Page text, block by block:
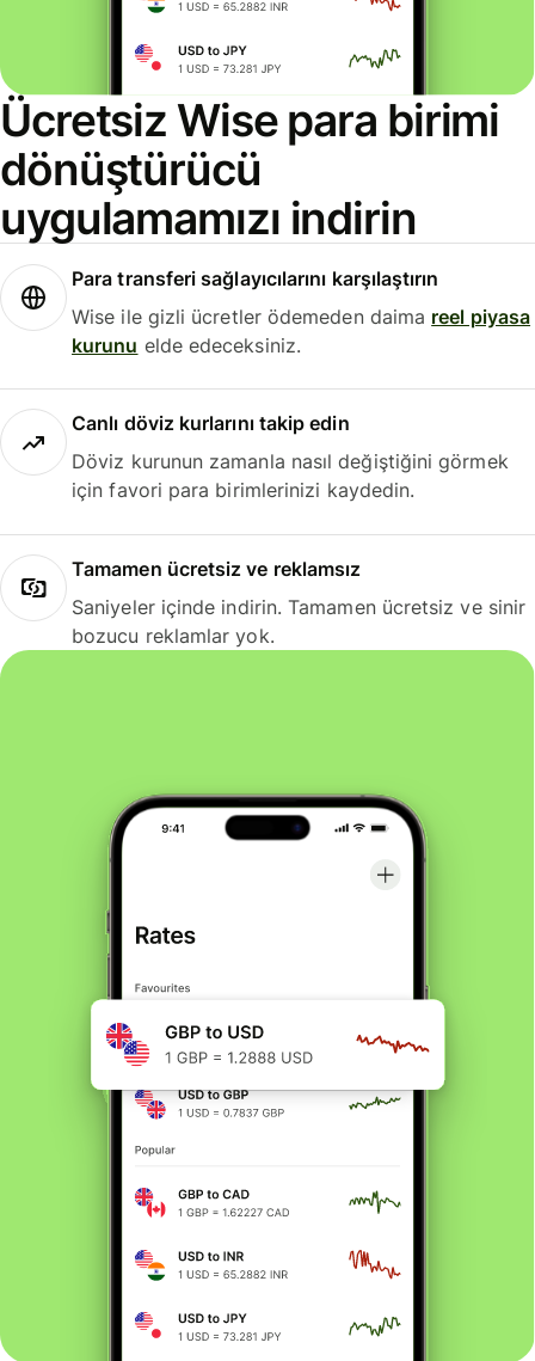
Ücretsiz Wise para birimi
dönüştürücü
uygulamamızı indirin
Para transferi sağlayıcılarını karşılaştırın
Wise ile gizli ücretler ödemeden daima reel piyasa
kurunu elde edeceksiniz.
Canlı döviz kurlarını takip edin
Döviz kurunun zamanla nasıl değiştiğini görmek
için favori para birimlerinizi kaydedin.
Tamamen ücretsiz ve reklamsız
Saniyeler içinde indirin. Tamamen ücretsiz ve sinir
bozucu reklamlar yok.